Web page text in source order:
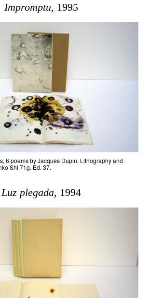
Impromptu, 1995
6 poems by Jacques Dupin. Lithography and
Shi 71g. Ed. 37.
Luz plegada, 1994